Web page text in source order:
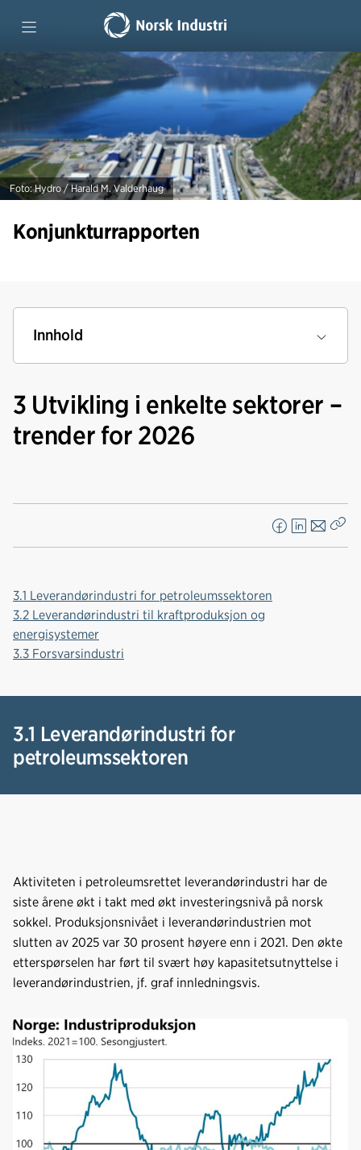
Foto: Hydro / Harald M. Valderhaug
Konjunkturrapporten
Forside
Tidligere rapporter
Innhold
3 Utvikling i enkelte sektorer –
trender for 2026
F
a
e
L
i
E
-
3.1 Leverandørindustri for petroleumssektoren
3.2 Leverandørindustri til kraftproduksjon og
energisystemer
3.3 Forsvarsindustri
3.1 Leverandørindustri for
petroleumssektoren
Aktiviteten i petroleumsrettet leverandørindustri har de
siste årene økt i takt med økt investeringsnivå på norsk
sokkel. Produksjonsnivået i leverandørindustrien mot
slutten av 2025 var 30 prosent høyere enn i 2021. Den økte
etterspørselen har ført til svært høy kapasitetsutnyttelse i
leverandørindustrien, jf. graf innledningsvis.